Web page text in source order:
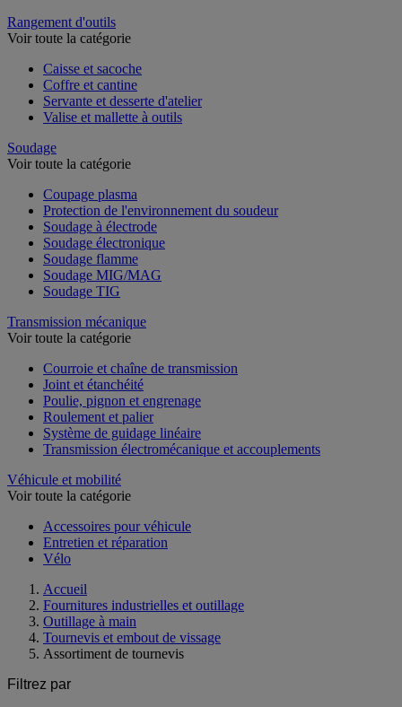
Rangement d'outils
Voir toute la catégorie
Caisse et sacoche
Coffre et cantine
Servante et desserte d'atelier
Valise et mallette à outils
Soudage
Voir toute la catégorie
Coupage plasma
Protection de l'environnement du soudeur
Soudage à électrode
Soudage électronique
Soudage flamme
Soudage MIG/MAG
Soudage TIG
Transmission mécanique
Voir toute la catégorie
Courroie et chaîne de transmission
Joint et étanchéité
Poulie, pignon et engrenage
Roulement et palier
Système de guidage linéaire
Transmission électromécanique et accouplements
Véhicule et mobilité
Voir toute la catégorie
Accessoires pour véhicule
Entretien et réparation
Vélo
Accueil
Fournitures industrielles et outillage
Outillage à main
Tournevis et embout de vissage
Assortiment de tournevis
Filtrez par